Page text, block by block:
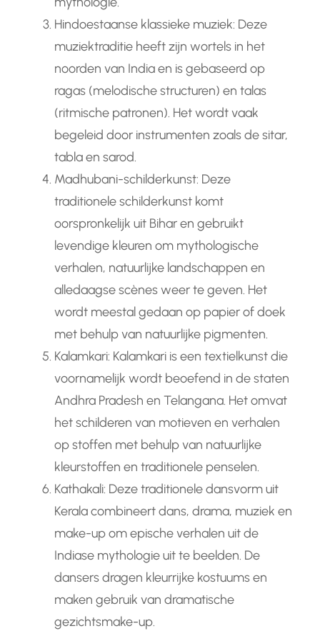
Hindoestaanse klassieke muziek: Deze
muziektraditie heeft zijn wortels in het
noorden van India en is gebaseerd op
ragas (melodische structuren) en talas
(ritmische patronen). Het wordt vaak
begeleid door instrumenten zoals de sitar,
tabla en sarod.
Madhubani-schilderkunst: Deze
traditionele schilderkunst komt
oorspronkelijk uit Bihar en gebruikt
levendige kleuren om mythologische
verhalen, natuurlijke landschappen en
alledaagse scènes weer te geven. Het
wordt meestal gedaan op papier of doek
met behulp van natuurlijke pigmenten.
Kalamkari: Kalamkari is een textielkunst die
voornamelijk wordt beoefend in de staten
Andhra Pradesh en Telangana. Het omvat
het schilderen van motieven en verhalen
op stoffen met behulp van natuurlijke
kleurstoffen en traditionele penselen.
Kathakali: Deze traditionele dansvorm uit
Kerala combineert dans, drama, muziek en
make-up om epische verhalen uit de
Indiase mythologie uit te beelden. De
dansers dragen kleurrijke kostuums en
maken gebruik van dramatische
gezichtsmake-up.